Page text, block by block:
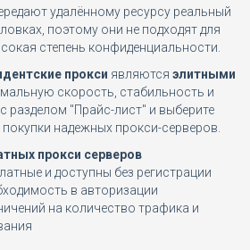
удалённому ресурсу реальный
поэтому они не подходят для
степень конфиденциальности.
прокси являются элитными
скорость, стабильность и
разделом "Прайс-лист" и выберите
надежных прокси-серверов.
прокси серверов
и доступны без регистрации
в авторизации
на количество трафика и